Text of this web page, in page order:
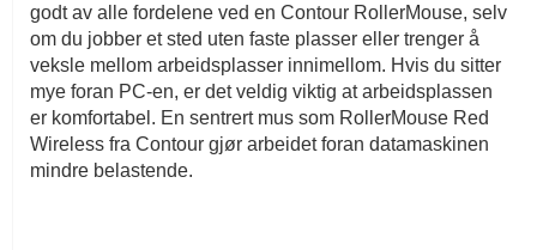
godt av alle fordelene ved en Contour RollerMouse, selv
om du jobber et sted uten faste plasser eller trenger å
veksle mellom arbeidsplasser innimellom. Hvis du sitter
mye foran PC-en, er det veldig viktig at arbeidsplassen
er komfortabel. En sentrert mus som RollerMouse Red
Wireless fra Contour gjør arbeidet foran datamaskinen
mindre belastende.